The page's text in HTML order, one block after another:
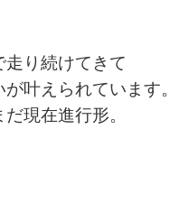
走り続けてきて
叶えられています。
現在進行形。